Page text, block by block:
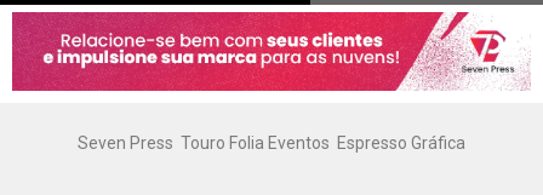
Seven Press Touro Folia Eventos Espresso Gráfica